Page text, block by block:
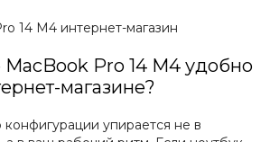
Pro 14 M4 удобно
магазине?
упирается не в